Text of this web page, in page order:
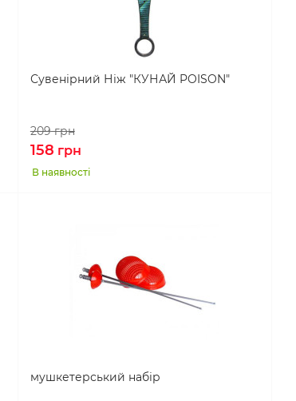
Сувенірний Ніж "КУНАЙ POISON"
209грн
158 грн
В наявності
мушкетерський набір